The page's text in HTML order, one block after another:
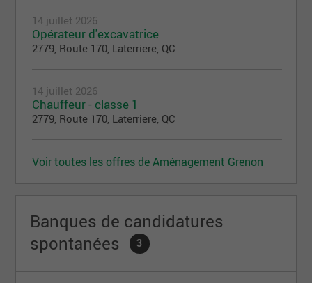
14 juillet 2026
Opérateur d'excavatrice
2779, Route 170, Laterriere, QC
14 juillet 2026
Chauffeur - classe 1
2779, Route 170, Laterriere, QC
Voir toutes les offres de Aménagement Grenon
Banques de candidatures
spontanées
3